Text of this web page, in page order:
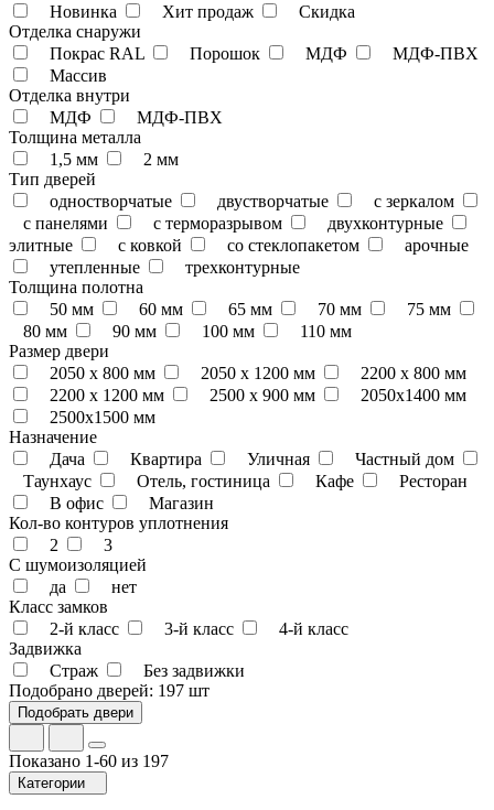
Новинка
Хит продаж
Скидка
Отделка снаружи
Покрас RAL
Порошок МДФ
МДФ-ПВХ
Массив
Отделка внутри
МДФ
МДФ-ПВХ
Толщина металла
1,5 мм
2 мм
Тип дверей
одностворчатые
двустворчатые
с зеркалом
с панелями
с терморазрывом
двухконтурные
элитные
с ковкой со стеклопакетом
арочные
утепленные
трехконтурные
Толщина полотна
50 мм
60 мм 65 мм 70 мм
75 мм
80 мм
90 мм 100 мм
110 мм
Размер двери
2050 x 800 мм
2050 x 1200 мм
2200 x 800 мм
2200 x 1200 мм
2500 х 900 мм
2050х1400 мм
2500х1500 мм
Назначение
Дача
Квартира Уличная
Частный дом
Таунхаус
Отель, гостиница Кафе
Ресторан
В офис
Магазин
Кол-во контуров уплотнения
2
3
С шумоизоляцией
да
нет
Класс замков
2-й класс
3-й класс
4-й класс
Задвижка
Страж
Без задвижки
Подобрано дверей: 197 шт
Показано 1-60 из 197
Категории